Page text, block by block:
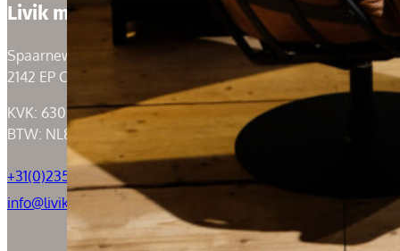
Livik meubelen
Spaarneweg 59
2142 EP Cruquius
KVK: 63004526
BTW: NL855050184B01
+31(0)235294739
info@livik.nl